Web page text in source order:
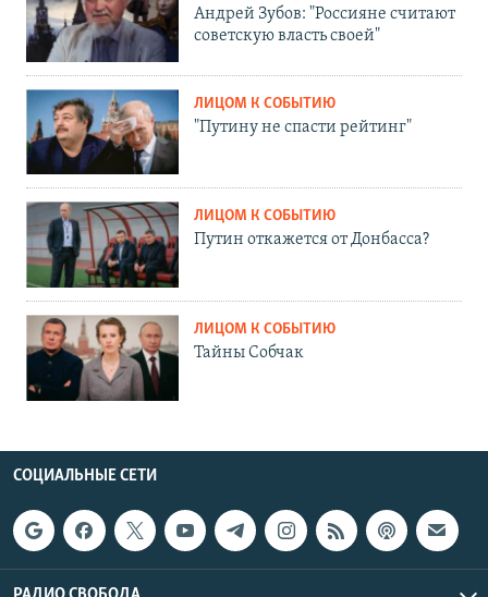
Андрей Зубов: "Россияне считают
советскую власть своей"
ЛИЦОМ К СОБЫТИЮ
"Путину не спасти рейтинг"
ЛИЦОМ К СОБЫТИЮ
Путин откажется от Донбасса?
ЛИЦОМ К СОБЫТИЮ
Тайны Собчак
СОЦИАЛЬНЫЕ СЕТИ